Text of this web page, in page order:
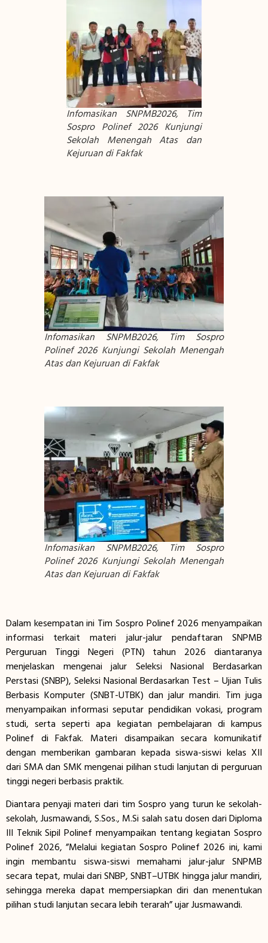
Infomasikan SNPMB2026, Tim
Sospro Polinef 2026 Kunjungi
Sekolah Menengah Atas dan
Kejuruan di Fakfak
Infomasikan SNPMB2026, Tim Sospro
Polinef 2026 Kunjungi Sekolah Menengah
Atas dan Kejuruan di Fakfak
Infomasikan SNPMB2026, Tim Sospro
Polinef 2026 Kunjungi Sekolah Menengah
Atas dan Kejuruan di Fakfak
Dalam kesempatan ini Tim Sospro Polinef 2026 menyampaikan
informasi terkait materi jalur-jalur pendaftaran SNPMB
Perguruan Tinggi Negeri (PTN) tahun 2026 diantaranya
menjelaskan mengenai jalur Seleksi Nasional Berdasarkan
Perstasi (SNBP), Seleksi Nasional Berdasarkan Test – Ujian Tulis
Berbasis Komputer (SNBT-UTBK) dan jalur mandiri. Tim juga
menyampaikan informasi seputar pendidikan vokasi, program
studi, serta seperti apa kegiatan pembelajaran di kampus
Polinef di Fakfak. Materi disampaikan secara komunikatif
dengan memberikan gambaran kepada siswa-siswi kelas XII
dari SMA dan SMK mengenai pilihan studi lanjutan di perguruan
tinggi negeri berbasis praktik.
Diantara penyaji materi dari tim Sospro yang turun ke sekolah-
sekolah, Jusmawandi, S.Sos., M.Si salah satu dosen dari Diploma
III Teknik Sipil Polinef menyampaikan tentang kegiatan Sospro
Polinef 2026, ”Melalui kegiatan Sospro Polinef 2026 ini, kami
ingin membantu siswa-siswi memahami jalur-jalur SNPMB
secara tepat, mulai dari SNBP, SNBT–UTBK hingga jalur mandiri,
sehingga mereka dapat mempersiapkan diri dan menentukan
pilihan studi lanjutan secara lebih terarah” ujar Jusmawandi.